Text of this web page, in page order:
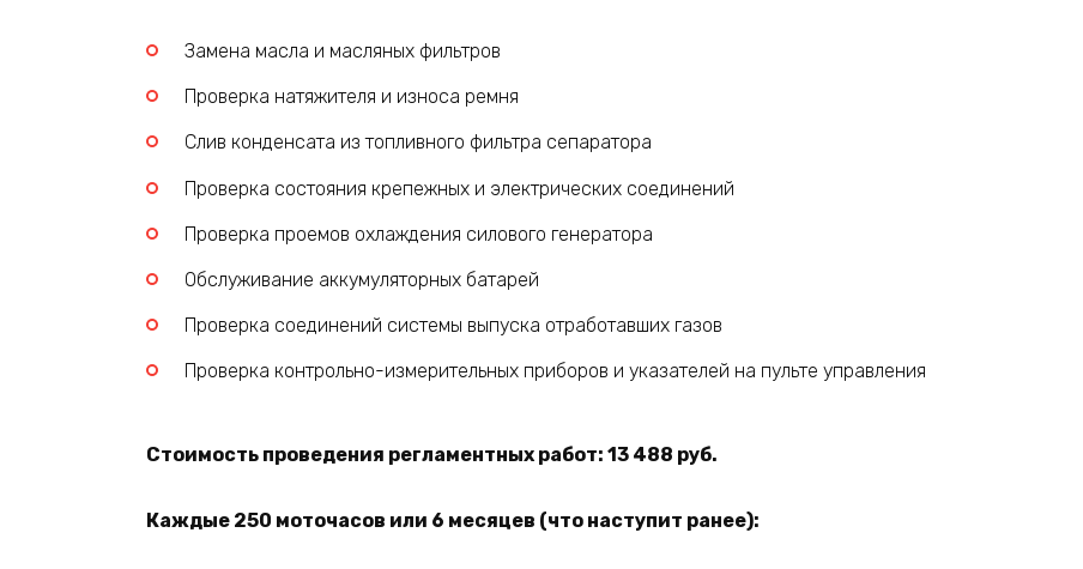
Замена масла и масляных фильтров
Проверка натяжителя и износа ремня
Слив конденсата из топливного фильтра сепаратора
Проверка состояния крепежных и электрических соединений
Проверка проемов охлаждения силового генератора
Обслуживание аккумуляторных батарей
Проверка соединений системы выпуска отработавших газов
Проверка контрольно-измерительных приборов и указателей на пульте управления
Стоимость проведения регламентных работ: 13 488 руб.
Каждые 250 моточасов или 6 месяцев (что наступит ранее):